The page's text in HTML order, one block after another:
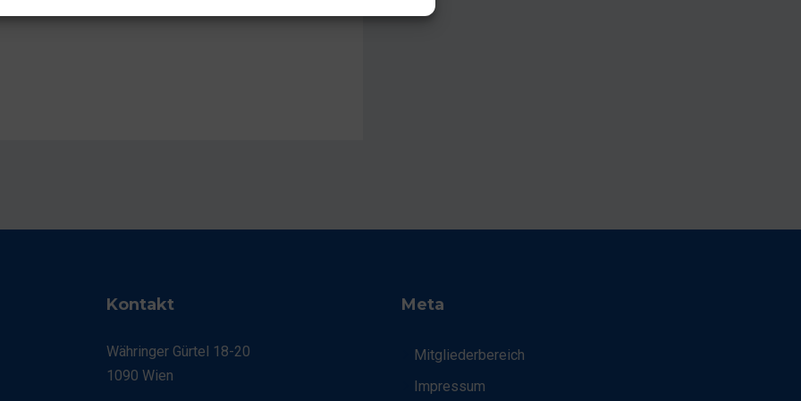
Kontakt
Währinger Gürtel 18-20
1090 Wien
Meta
Mitgliederbereich
Impressum